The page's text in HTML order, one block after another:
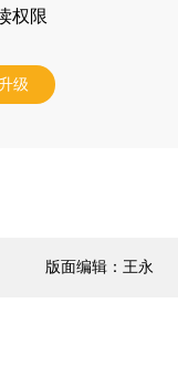
权限
级
版面编辑：王永